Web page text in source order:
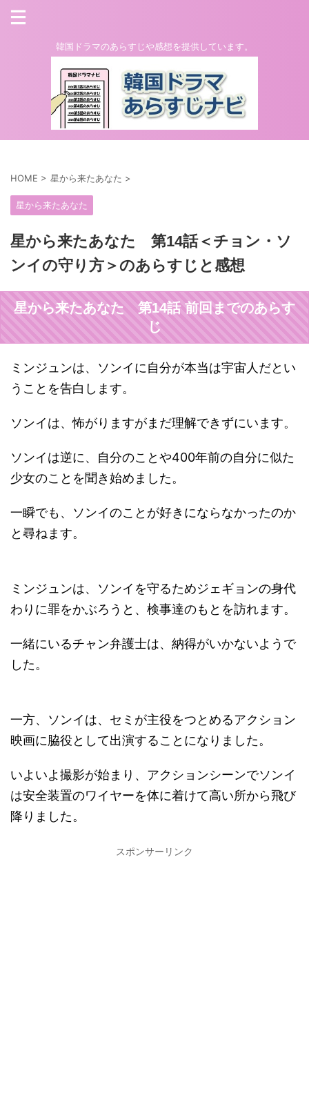
韓国ドラマのあらすじや感想を提供しています。
HOME > 星から来たあなた >
星から来たあなた
星から来たあなた 第14話＜チョン・ソ
ンイの守り方＞のあらすじと感想
星から来たあなた 第14話 前回までのあらす
じ
ミンジュンは、ソンイに自分が本当は宇宙人だとい
うことを告白します。
ソンイは、怖がりますがまだ理解できずにいます。
ソンイは逆に、自分のことや400年前の自分に似た
少女のことを聞き始めました。
一瞬でも、ソンイのことが好きにならなかったのか
と尋ねます。
ミンジュンは、ソンイを守るためジェギョンの身代
わりに罪をかぶろうと、検事達のもとを訪れます。
一緒にいるチャン弁護士は、納得がいかないようで
した。
一方、ソンイは、セミが主役をつとめるアクション
映画に脇役として出演することになりました。
いよいよ撮影が始まり、アクションシーンでソンイ
は安全装置のワイヤーを体に着けて高い所から飛び
降りました。
スポンサーリンク